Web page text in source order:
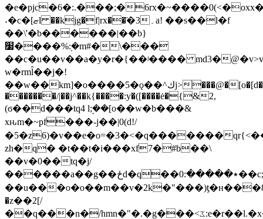
�e�pjc�6�:.���;�
˖�с�[ޏl ��kjg�f|rx��҃�3۔a! ��s��l�f
��\'�b������|��b}
׷����%݂:�m#�\���
��c�u��v��a�y�r�{��ʲ���� md3�
w�rml̂��j�!
��w��km]�o����5�ǫ��^كj>���@�[o�[d�zs�,e-
�������/|��j^��k{����:y�([����ė�{&2,
(ϭ��d���tq4 lܱ;��[o��w�b���&
xԋm�~pf���-j��|0(d!/
�5�z6)�v��e�o=�3�<�q�������
zh�q� �t��t�i���xf7�#b��\
��v�0��tq�j/
������a��g��ځd�q��٭�����:0��c;�d���])�o�b�:�/
��u��
�z��2[/
��q���n�/hmn�"�.�g���<ػ:e�r��l.�x�o��:�]%{�5n�������_����tk�zk��w9z�ig�'��ܗ�qf��v�8�u��g��z��ڰ��f�>cf�g��v��ڽ�r�n�\��3��r\�����͊��9o��naa�b�j}